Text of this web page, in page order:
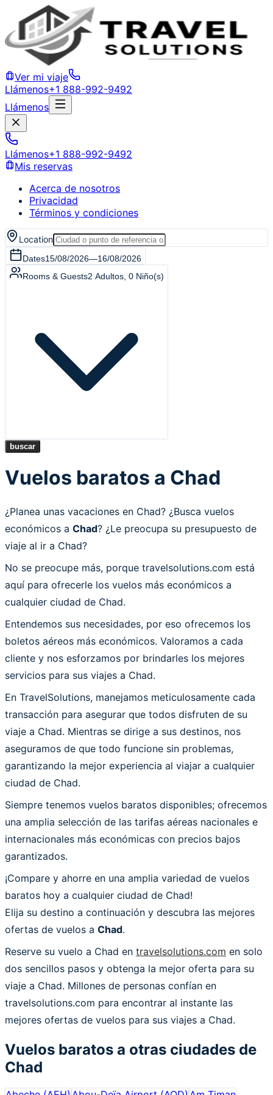
Ver mi viaje
Llámenos+1 888-992-9492
Llámenos
Llámenos+1 888-992-9492
Mis reservas
Acerca de nosotros
Privacidad
Términos y condiciones
Location
Dates15/08/2026—16/08/2026
Rooms & Guests2 Adultos 0 Niño(s)
buscar
Vuelos baratos a Chad
¿Planea unas vacaciones en Chad? ¿Busca vuelos
económicos a Chad? ¿Le preocupa su presupuesto de
viaje al ir a Chad?
No se preocupe más, porque travelsolutions.com está
aquí para ofrecerle los vuelos más económicos a
cualquier ciudad de Chad.
Entendemos sus necesidades, por eso ofrecemos los
boletos aéreos más económicos. Valoramos a cada
cliente y nos esforzamos por brindarles los mejores
servicios para sus viajes a Chad.
En TravelSolutions, manejamos meticulosamente cada
transacción para asegurar que todos disfruten de su
viaje a Chad. Mientras se dirige a sus destinos, nos
aseguramos de que todo funcione sin problemas,
garantizando la mejor experiencia al viajar a cualquier
ciudad de Chad.
Siempre tenemos vuelos baratos disponibles; ofrecemos
una amplia selección de las tarifas aéreas nacionales e
internacionales más económicas con precios bajos
garantizados.
¡Compare y ahorre en una amplia variedad de vuelos
baratos hoy a cualquier ciudad de Chad!
Elija su destino a continuación y descubra las mejores
ofertas de vuelos a Chad.
Reserve su vuelo a Chad en travelsolutions.com en solo
dos sencillos pasos y obtenga la mejor oferta para su
viaje a Chad. Millones de personas confían en
travelsolutions.com para encontrar al instante las
mejores ofertas de vuelos para sus viajes a Chad.
Vuelos baratos a otras ciudades de
Chad